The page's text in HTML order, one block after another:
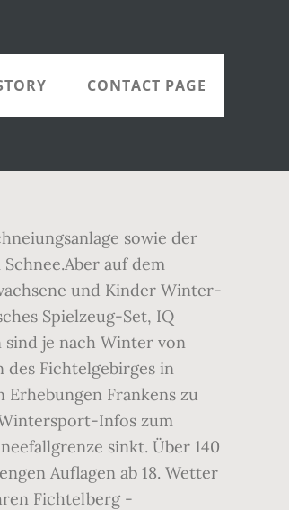
CONTACT PAGE
sowie der
auf dem
und Kinder Winter-
Spielzeug-Set, IQ
sind je nach Winter von
des Fichtelgebirges in
Erhebungen Frankens zu
Infos zum
sinkt. Über 140
Auflagen ab 18. Wetter
Fichtelberg -